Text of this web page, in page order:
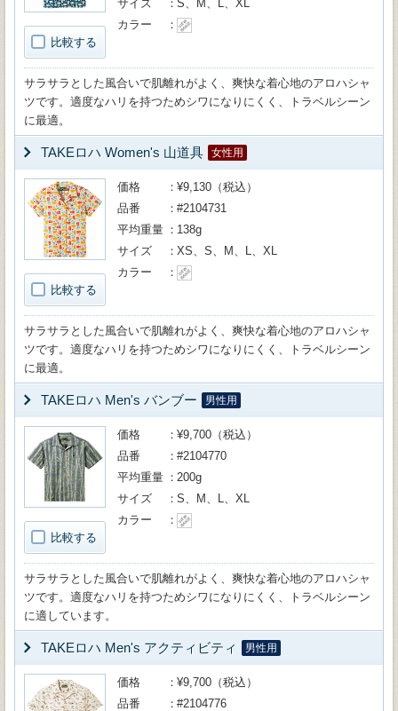
比較する
サイズ
S、M、L、XL
カラー
サラサラとした風合いで肌離れがよく、爽快な着心地のアロハシャ
ツです。適度なハリを持つためシワになりにくく、トラベルシーン
に最適。
TAKEロハ Women's 山道具 女性用
比較する
価格
¥9,130（税込）
品番
#2104731
平均重量
138g
サイズ
XS、S、M、L、XL
カラー
サラサラとした風合いで肌離れがよく、爽快な着心地のアロハシャ
ツです。適度なハリを持つためシワになりにくく、トラベルシーン
に最適。
TAKEロハ Men's バンブー 男性用
比較する
価格
¥9,700（税込）
品番
#2104770
平均重量
200g
サイズ
S、M、L、XL
カラー
サラサラとした風合いで肌離れがよく、爽快な着心地のアロハシャ
ツです。適度なハリを持つためシワになりにくく、トラベルシーン
に適しています。
TAKEロハ Men's アクティビティ 男性用
価格
¥9,700（税込）
品番
#2104776